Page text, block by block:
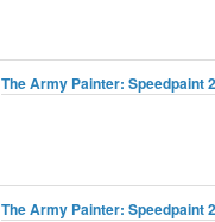
The Army Painter: Speedpaint
The Army Painter: Speedpaint